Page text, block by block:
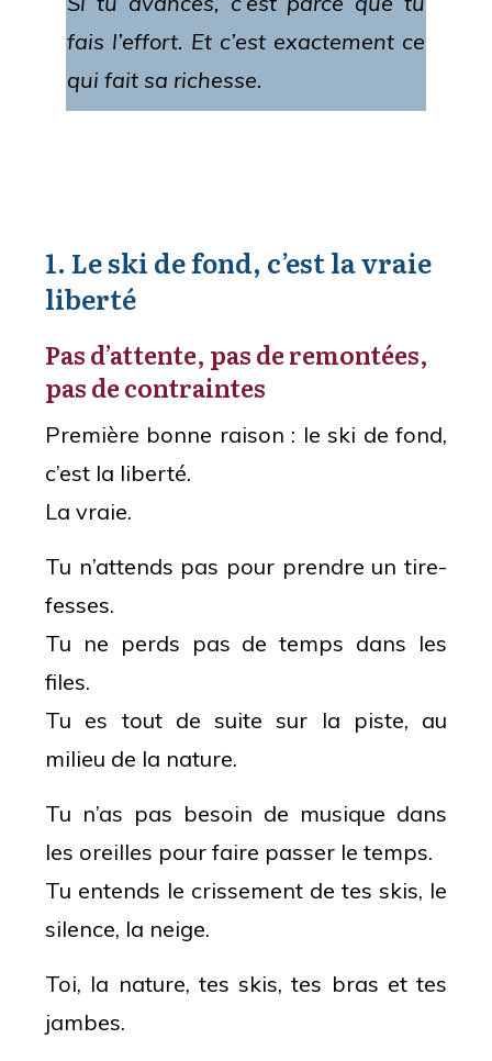
fais l’effort. Et c’est exactement ce
qui fait sa richesse.
1. Le ski de fond, c’est la vraie
liberté
Pas d’attente, pas de remontées,
pas de contraintes
Première bonne raison : le ski de fond,
c’est la liberté.
La vraie.
Tu n’attends pas pour prendre un tire-
fesses.
Tu ne perds pas de temps dans les
files.
Tu es tout de suite sur la piste, au
milieu de la nature.
Tu n’as pas besoin de musique dans
les oreilles pour faire passer le temps.
Tu entends le crissement de tes skis, le
silence, la neige.
Toi, la nature, tes skis, tes bras et tes
jambes.